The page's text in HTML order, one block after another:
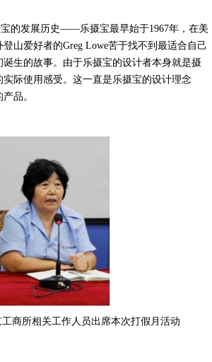
的发展历史——乐摄宝最早始于1967年，在美
山爱好者的Greg Lowe苦于找不到最适合自己
生的故事。由于乐摄宝的设计者本身就是摄
际使用感受。这一直是乐摄宝的设计理念
品。
商所相关工作人员出席本次打假月活动